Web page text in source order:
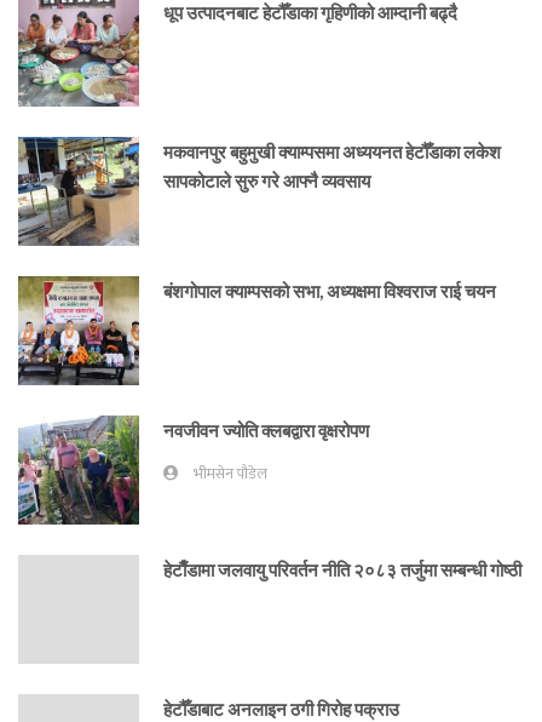
धूप उत्पादनबाट हेटौँडाका गृहिणीको आम्दानी बढ्दै
मकवानपुर बहुमुखी क्याम्पसमा अध्ययनत हेटौँडाका लकेश
सापकोटाले सुरु गरे आफ्नै व्यवसाय
बंशगोपाल क्याम्पसको सभा, अध्यक्षमा विश्वराज राई चयन
नवजीवन ज्योति क्लबद्वारा वृक्षरोपण
भीमसेन पौडेल
हेटाैँडामा जलवायु परिवर्तन नीति २०८३ तर्जुमा सम्बन्धी गोष्ठी
हेटौँडाबाट अनलाइन ठगी गिरोह पक्राउ